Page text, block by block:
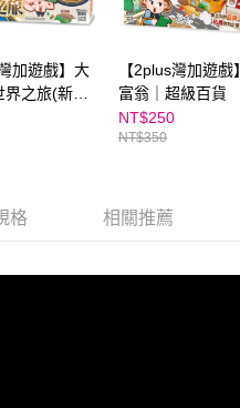
加遊戲】大
之旅(新超
【2plus灣加遊戲
富翁｜超級百貨
NT$250
NT$350
格 相關推薦